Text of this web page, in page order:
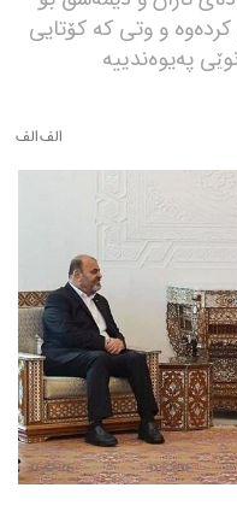
و وتی کە کۆتایی
پەیوەندییە